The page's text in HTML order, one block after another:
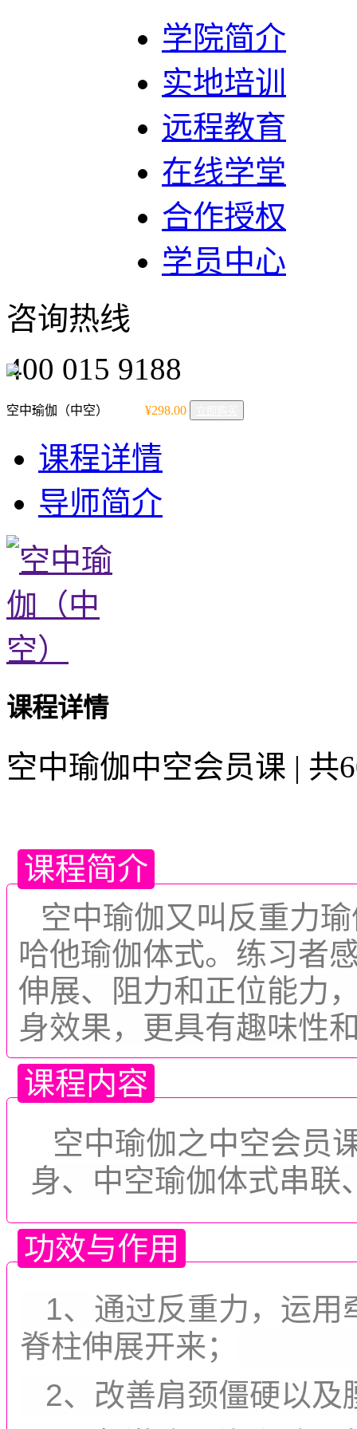
学院简介
实地培训
远程教育
在线学堂
合作授权
学员中心
咨询热线
400 015 9188
空中瑜伽（中空） ¥298.00
课程详情
导师简介
课程详情
空中瑜伽中空会员课 | 共
课程简介
空中瑜伽又叫反重力
哈他瑜伽体式。练习者
伸展、阻力和正位能力
身效果，更具有趣味性
课程内容
空中瑜伽之中空会员
身、中空瑜伽体式串联
功效与作用
1、 通过反重力，运用
脊柱伸展开来；
2、改善肩颈僵硬以及